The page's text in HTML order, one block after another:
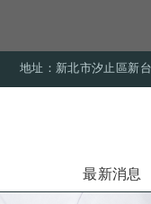
地址：新北市汐止區新
最新消息